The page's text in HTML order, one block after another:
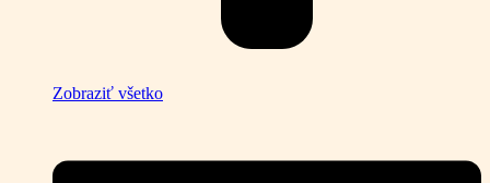
Zobraziť všetko